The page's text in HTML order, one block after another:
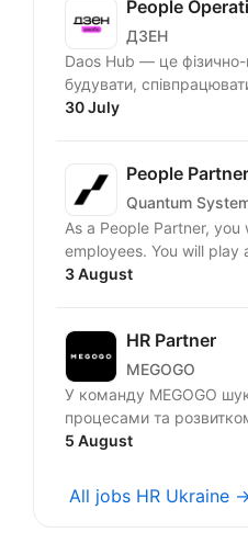
People
ДЗЕН
Daos Hub — це
будувати,
30 July
People Partner
Quantum
As a People Partner,
employees. You will
3 August
HR Partner
MEGOGO
У команду MEGOGO
процесами та
5 August
All jobs HR Ukraine